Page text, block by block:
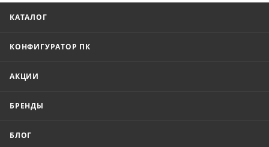
КАТАЛОГ
КОНФИГУРАТОР ПК
АКЦИИ
БРЕНДЫ
БЛОГ